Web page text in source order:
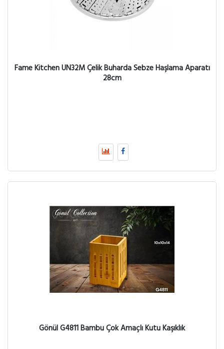
Fame Kitchen UN32M Çelik Buharda Sebze Haşlama Aparatı
28cm
Gönül G4811 Bambu Çok Amaçlı Kutu Kaşıklık